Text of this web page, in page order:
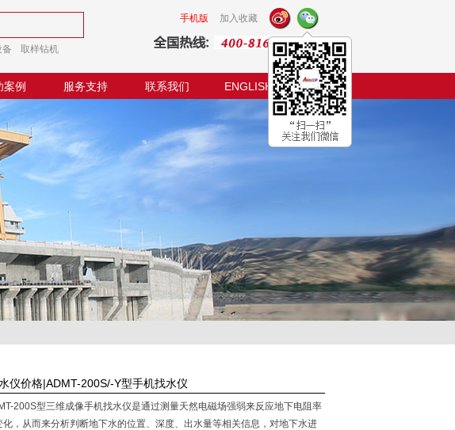
备
取样钻机
手机版 加入收藏
案例 服务支持 联系我们 ENGLISH
仪价格|ADMT-200S/-Y型手机找水仪
200S型三维成像手机找水仪是通过测量天然电磁场强弱来反应地下电阻率
化，从而来分析判断地下水的位置、深度、出水量等相关信息，对地下水进